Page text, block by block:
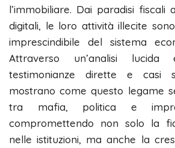
l’immobiliare. Dai paradisi fiscali
digitali, le loro attività illecite
imprescindibile del sistema
Attraverso un’analisi lucida
testimonianze dirette e casi
mostrano come questo legame
tra mafia, politica e
compromettendo non solo la
nelle istituzioni, ma anche la